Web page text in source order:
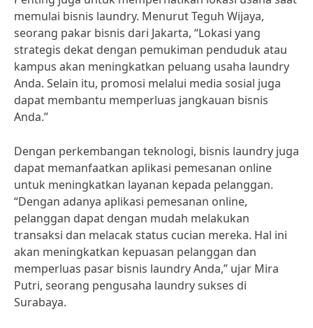
memulai bisnis laundry. Menurut Teguh Wijaya,
seorang pakar bisnis dari Jakarta, “Lokasi yang
strategis dekat dengan pemukiman penduduk atau
kampus akan meningkatkan peluang usaha laundry
Anda. Selain itu, promosi melalui media sosial juga
dapat membantu memperluas jangkauan bisnis
Anda.”
Dengan perkembangan teknologi, bisnis laundry juga
dapat memanfaatkan aplikasi pemesanan online
untuk meningkatkan layanan kepada pelanggan.
“Dengan adanya aplikasi pemesanan online,
pelanggan dapat dengan mudah melakukan
transaksi dan melacak status cucian mereka. Hal ini
akan meningkatkan kepuasan pelanggan dan
memperluas pasar bisnis laundry Anda,” ujar Mira
Putri, seorang pengusaha laundry sukses di
Surabaya.